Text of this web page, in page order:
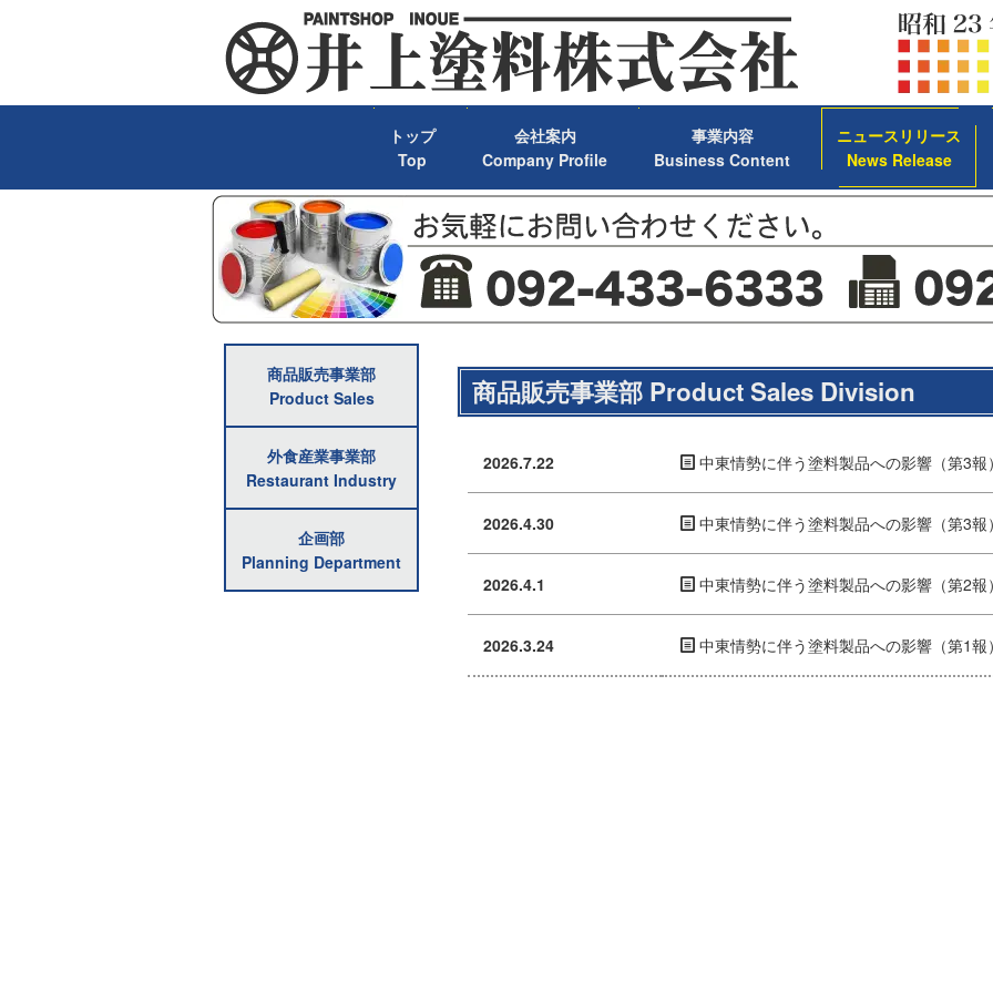
トップ
Top
会社案内
Company Profile
事業内容
Business Content
ニュースリリース
News Release
商品販売事業部 Product Sales Division
2026.7.22 中東情勢に伴う塗料製品への影響（第3報）
2026.4.30 中東情勢に伴う塗料製品への影響（第3報）
2026.4.1 中東情勢に伴う塗料製品への影響（第2報）
2026.3.24 中東情勢に伴う塗料製品への影響（第1報）
商品販売事業部
Product Sales
外食産業事業部
Restaurant Industry
企画部
Planning Department